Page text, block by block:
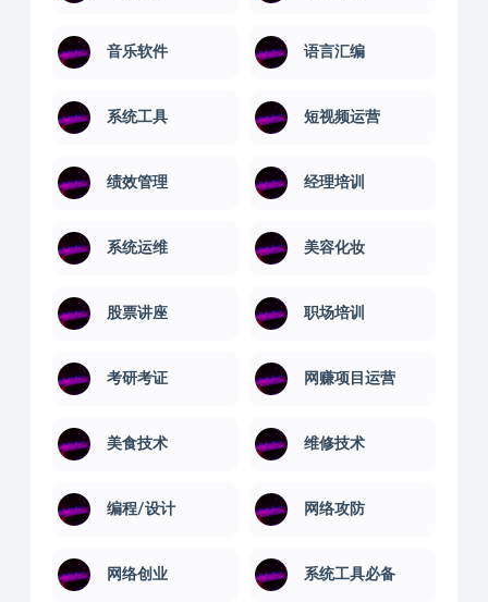
音乐软件 语言汇编
系统工具 短视频运营
绩效管理 经理培训
系统运维 美容化妆
股票讲座 职场培训
考研考证 网赚项目运营
美食技术 维修技术
编程/设计 网络攻防
网络创业 系统工具必备